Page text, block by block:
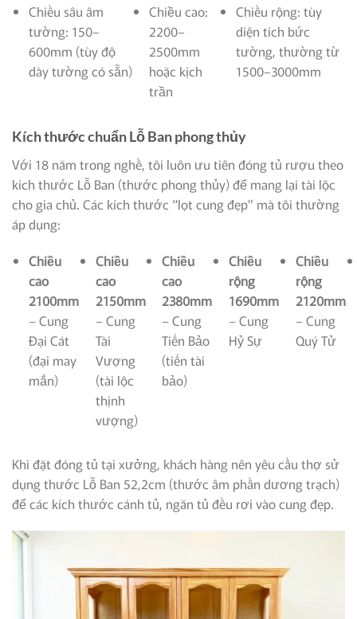
Chiều sâu âm
tường: 150–
600mm (tùy độ
dày tường có sẵn)
Chiều cao:
2200–
2500mm
hoặc kịch
trần
Chiều rộng: tùy
diện tích bức
tường, thường từ
1500–3000mm
Kích thước chuẩn Lỗ Ban phong thủy
Với 18 năm trong nghề, tôi luôn ưu tiên đóng tủ rượu theo
kích thước Lỗ Ban (thước phong thủy) để mang lại tài lộc
cho gia chủ. Các kích thước “lọt cung đẹp” mà tôi thường
áp dụng:
Chiều
cao
2100mm
– Cung
Đại Cát
(đại may
mắn)
Chiều
cao
2150mm
– Cung
Tài
Vượng
(tài lộc
thịnh
vượng)
Chiều
cao
2380mm
– Cung
Tiến Bảo
(tiến tài
bảo)
Chiều
rộng
1690mm
– Cung
Hỷ Sự
Chiều
rộng
2120mm
– Cung
Quý Tử
Khi đặt đóng tủ tại xưởng, khách hàng nên yêu cầu thợ sử
dụng thước Lỗ Ban 52,2cm (thước âm phần dương trạch)
để các kích thước cánh tủ, ngăn tủ đều rơi vào cung đẹp.